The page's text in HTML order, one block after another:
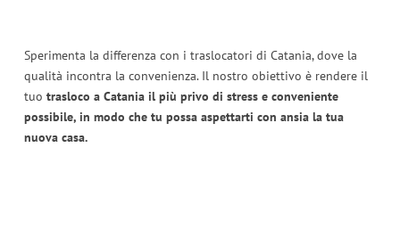
Sperimenta la differenza con i traslocatori di Catania, dove la
qualità incontra la convenienza. Il nostro obiettivo è rendere il
tuo trasloco a Catania il più privo di stress e conveniente
possibile, in modo che tu possa aspettarti con ansia la tua
nuova casa.